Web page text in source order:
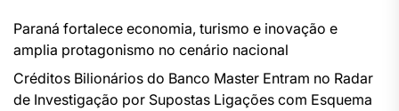
Paraná fortalece economia, turismo e inovação e
amplia protagonismo no cenário nacional
Créditos Bilionários do Banco Master Entram no Radar
de Investigação por Supostas Ligações com Esquema